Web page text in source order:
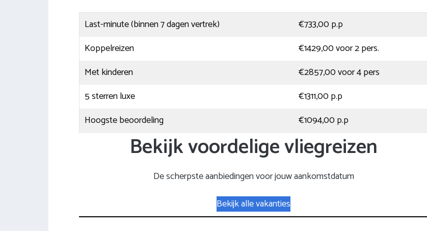
Last-minute (binnen 7 dagen vertrek)
€733,00 p.p
Koppelreizen
€1429,00 voor 2 pers.
Met kinderen
€2857,00 voor 4 pers
5 sterren luxe
€1311,00 p.p
Hoogste beoordeling
€1094,00 p.p
Bekijk voordelige vliegreizen
De scherpste aanbiedingen voor jouw aankomstdatum
Bekijk alle vakanties